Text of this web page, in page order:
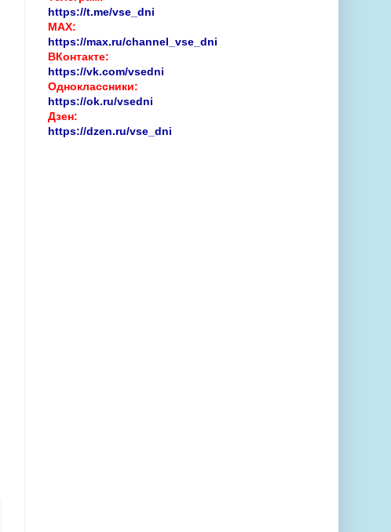
https://t.me/vse_dni
MAX:
https://max.ru/channel_vse_dni
ВКонтакте:
https://vk.com/vsedni
Одноклассники:
https://ok.ru/vsedni
Дзен:
https://dzen.ru/vse_dni